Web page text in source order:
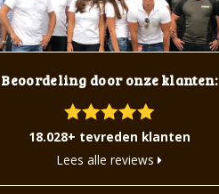
Beoordeling door onze klanten:
18.028+ tevreden klanten
Lees alle reviews